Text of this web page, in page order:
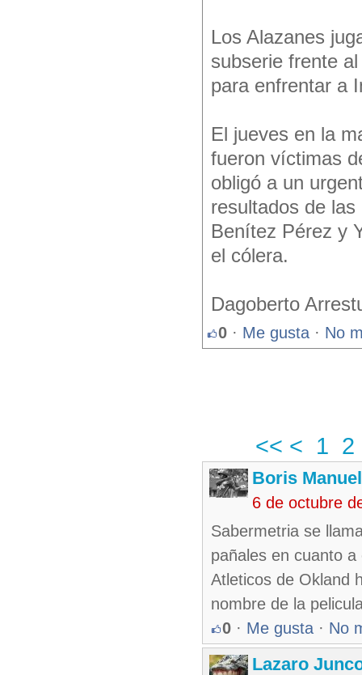
Los Alazanes
subserie frente
para enfrentar a
El jueves en la
fueron víctimas
obligó a un
resultados de
Benítez Pérez y
el cólera.
Dagoberto
0 · Me gusta · No
<< < 1 2
Boris
6 de octubre
Sabermetria se
pañales en cuanto
Atleticos de Okland
nombre de la
0 · Me gusta · No
Lazaro